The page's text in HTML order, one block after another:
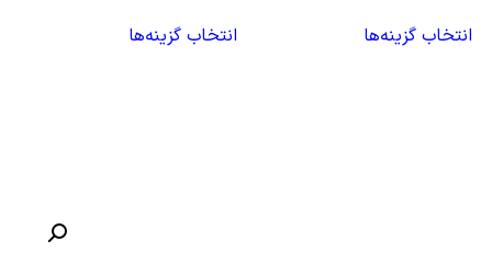
انتخاب گزینه‌ها
انتخاب گزینه‌ها